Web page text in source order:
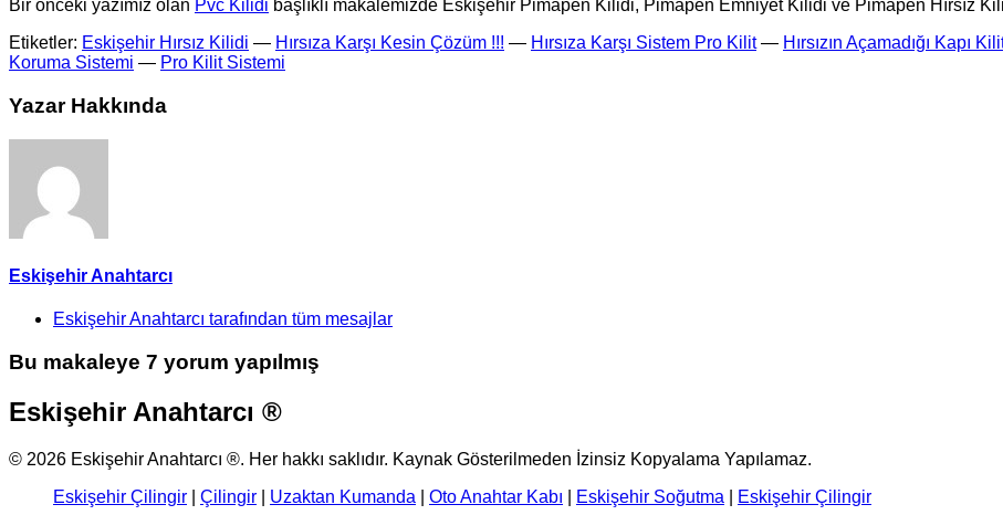
Bir önceki yazımız olan Pvc Kilidi başlıklı makalemizde Eskişehir Pimapen Kilidi, Pimapen Emniyet Kilidi ve Pimapen Hırsız
Etiketler: Eskişehir Hırsız Kilidi — Hırsıza Karşı Kesin Çözüm !!! — Hırsıza Karşı Sistem Pro Kilit — Hırsızın Açamadığı Kapı
Koruma Sistemi — Pro Kilit Sistemi
Yazar Hakkında
Eskişehir Anahtarcı
Eskişehir Anahtarcı tarafından tüm mesajlar
Bu makaleye 7 yorum yapılmış
Eskişehir Anahtarcı ®
© 2026 Eskişehir Anahtarcı ®. Her hakkı saklıdır. Kaynak Gösterilmeden İzinsiz Kopyalama Yapılamaz.
Eskişehir Çilingir
Çilingir Uzaktan Kumanda Oto Anahtar Kabı Eskişehir Soğutma Eskişehir Çilingir